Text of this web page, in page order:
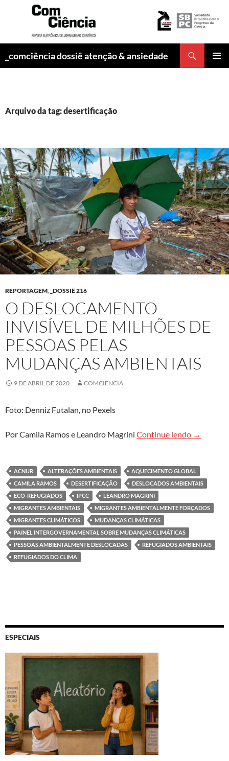
_comciência dossiê atenção & ansiedade
Arquivo da tag: desertificação
REPORTAGEM, _DOSSIÊ 216
O DESLOCAMENTO
INVISÍVEL DE MILHÕES DE
PESSOAS PELAS
MUDANÇAS AMBIENTAIS
9 DE ABRIL DE 2020 COMCIENCIA
Foto: Denniz Futalan, no Pexels
Por Camila Ramos e Leandro Magrini Continue lendo O
→
ACNUR ALTERAÇÕES AMBIENTAIS
AQUECIMENTO GLOBAL
CAMILA RAMOS
DESERTIFICAÇÃO
DESLOCADOS AMBIENTAIS
ECO-REFUGIADOS
IPCC
LEANDRO MAGRINI
MIGRANTES AMBIENTAIS
MIGRANTES AMBIENTALMENTE FORÇADOS
MIGRANTES CLIMÁTICOS
MUDANÇAS CLIMÁTICAS
PAINEL INTERGOVERNAMENTAL SOBRE MUDANÇAS CLIMÁTICAS
PESSOAS AMBIENTALMENTE DESLOCADAS
REFUGIADOS AMBIENTAIS
REFUGIADOS DO CLIMA
ESPECIAIS